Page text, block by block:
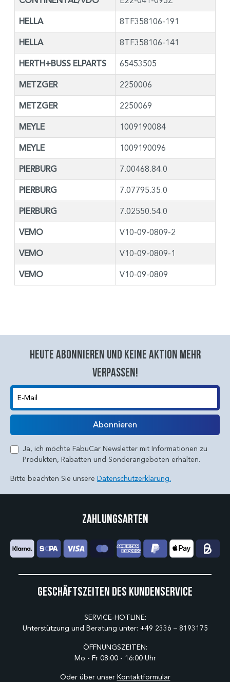
HELLA 8TF358106-191
HELLA 8TF358106-141
HERTH+BUSS ELPARTS 65453505
METZGER 2250006
METZGER 2250069
MEYLE 1009190084
MEYLE 1009190096
PIERBURG 7.00468.84.0
PIERBURG 7.07795.35.0
PIERBURG 7.02550.54.0
VEMO V10-09-0809-2
VEMO V10-09-0809-1
VEMO V10-09-0809
Heute abonnieren und keine aktion mehr
verpassen!
E-Mail
Abonnieren
Ja, ich möchte FabuCar Newsletter mit Informationen zu
Produkten, Rabatten und Sonderangeboten erhalten.
Bitte beachten Sie unsere Datenschutzerklärung.
Geschäftszeiten des Kundenservice
SERVICE-HOTLINE:
Unterstützung und Beratung unter: +49 2336 – 8193175
ÖFFNUNGSZEITEN:
Mo - Fr 08:00 - 16:00 Uhr
Oder über unser Kontaktformular
Zahlungsarten